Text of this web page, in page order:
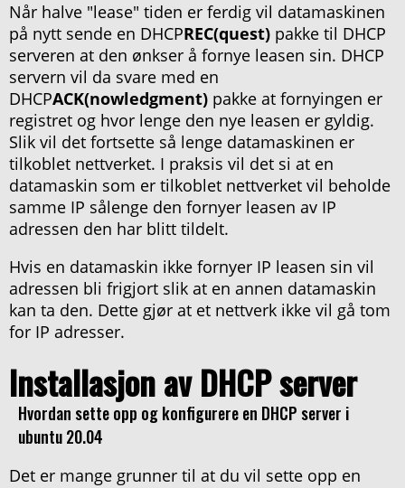
Når halve "lease" tiden er ferdig vil datamaskinen
på nytt sende en DHCPREC(quest) pakke til DHCP
serveren at den ønkser å fornye leasen sin. DHCP
servern vil da svare med en
DHCPACK(nowledgment) pakke at fornyingen er
registret og hvor lenge den nye leasen er gyldig.
Slik vil det fortsette så lenge datamaskinen er
tilkoblet nettverket. I praksis vil det si at en
datamaskin som er tilkoblet nettverket vil beholde
samme IP sålenge den fornyer leasen av IP
adressen den har blitt tildelt.
Hvis en datamaskin ikke fornyer IP leasen sin vil
adressen bli frigjort slik at en annen datamaskin
kan ta den. Dette gjør at et nettverk ikke vil gå tom
for IP adresser.
Installasjon av DHCP server
Hvordan sette opp og konfigurere en DHCP server i
ubuntu 20.04
Det er mange grunner til at du vil sette opp en